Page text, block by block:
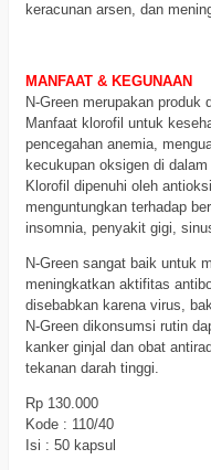
keracunan arsen, dan
MANFAAT & KEGUNAAN
N-Green merupakan produk
Manfaat klorofil untuk
pencegahan anemia,
kecukupan oksigen di dalam
Klorofil dipenuhi oleh
menguntungkan terhadap
insomnia, penyakit gigi,
N-Green sangat baik untuk
meningkatkan aktifitas
disebabkan karena virus,
N-Green dikonsumsi rutin
kanker ginjal dan obat
tekanan darah tinggi.
Rp 130.000
Kode : 110/40
Isi : 50 kapsul